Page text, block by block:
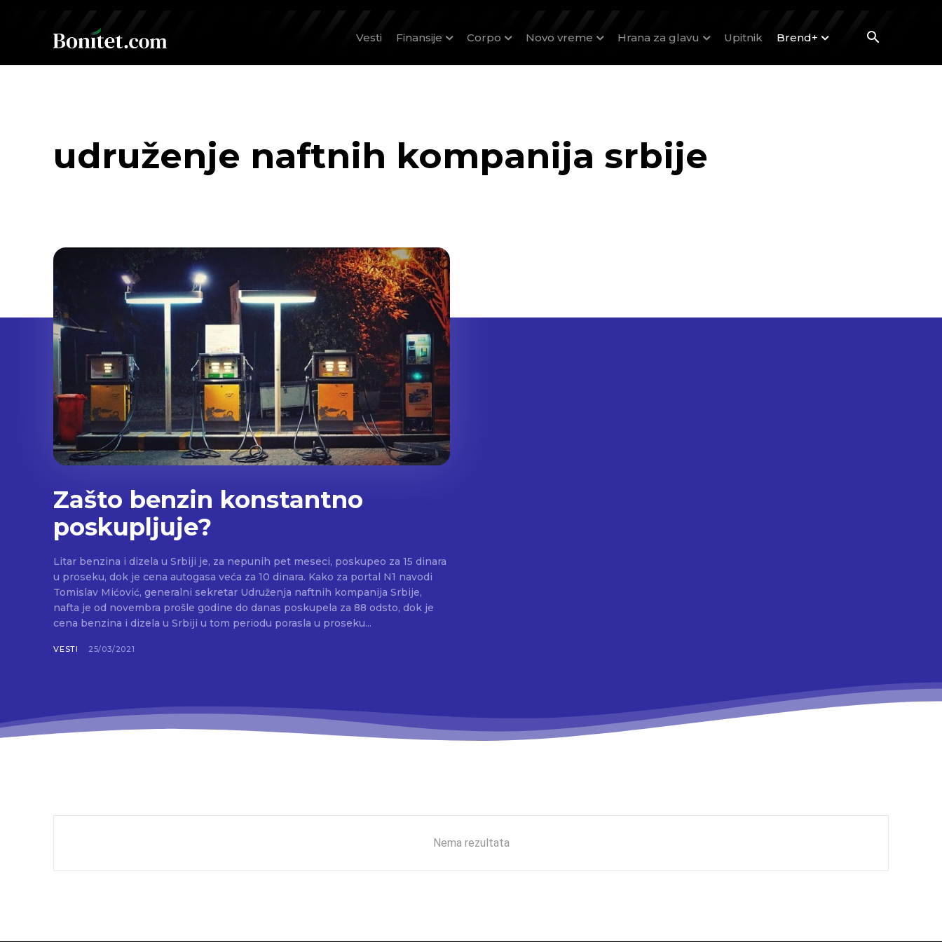
Vesti Finansije Corpo Novo vreme Hrana za glavu Upitnik Brend+
udruženje naftnih kompanija srbije
Zašto benzin konstantno
poskupljuje?
Litar benzina i dizela u Srbiji je, za nepunih pet meseci, poskupeo za 15 dinara
u proseku, dok je cena autogasa veća za 10 dinara. Kako za portal N1 navodi
Tomislav Mićović, generalni sekretar Udruženja naftnih kompanija Srbije,
nafta je od novembra prošle godine do danas poskupela za 88 odsto, dok je
cena benzina i dizela u Srbiji u tom periodu porasla u proseku...
VESTI 25/03/2021
Nema rezultata